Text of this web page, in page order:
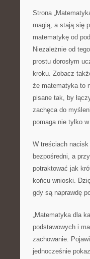
Strona
magią, a stają się
matematykę od
Niezależnie od
prostu dorosłym
kroku. Zobacz
że matematyka to
pisane tak, by
zachęca do
pomaga nie tylko
W treściach nacisk
bezpośredni, a
potraktować jak
końcu wnioski.
gdy są naprawdę
„Matematyka dla
podstawowych i
zachowanie.
jednocześnie